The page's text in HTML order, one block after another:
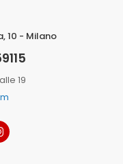
10 - Milano
19